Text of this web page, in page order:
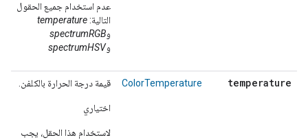
عدم استخدام جميع الحقول
التالية:temperature
وspectrumRGB
وspectrumHSV
temperature
ColorTemperature قيمة درجة الحرارة بالكلفن.
اختياري
لاستخدام هذا الحقل، يجب